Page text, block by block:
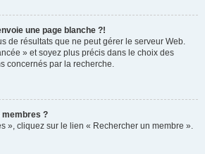
une page blanche ?!
de résultats que ne peut gérer le serveur Web.
» et soyez plus précis dans le choix des
concernés par la recherche.
?
», cliquez sur le lien « Rechercher un membre ».